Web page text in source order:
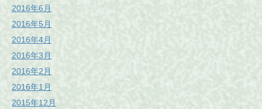
2016年6月
2016年5月
2016年4月
2016年3月
2016年2月
2016年1月
2015年12月